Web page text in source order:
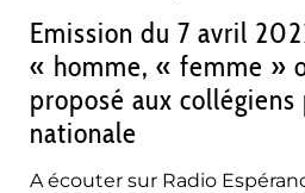
Emission du 7 avril
« homme, « femme »
proposé aux collégiens
nationale
A écouter sur Radio